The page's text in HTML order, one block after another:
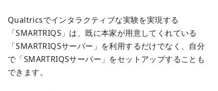
Qualtricsでインタラクティブな実験を実現する
「SMARTRIQS」は、既に本家が用意してくれている
「SMARTRIQSサーバー」を利用するだけでなく、自分
で「SMARTRIQSサーバー」をセットアップすることも
できます。